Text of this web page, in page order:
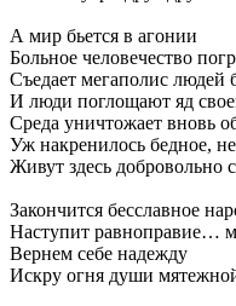
А мир бьется в агонии
Больное человечество
Съедает мегаполис людей
И люди поглощают яд
Среда уничтожает вновь
Уж накренилось бедное,
Живут здесь добровольно
Закончится бесславное
Наступит равноправие…
Вернем себе надежду
Искру огня души